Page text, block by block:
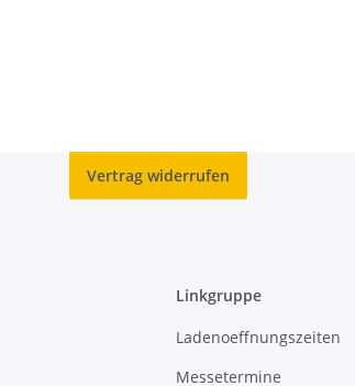
Vertrag widerrufen
Linkgruppe
Ladenoeffnungszeiten
Messetermine